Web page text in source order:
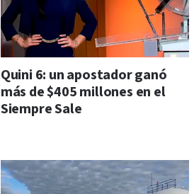
Quini 6: un apostador ganó
más de $405 millones en el
Siempre Sale